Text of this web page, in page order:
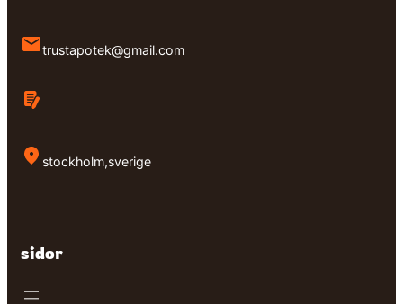
trustapotek@gmail.com
stockholm,sverige
sidor